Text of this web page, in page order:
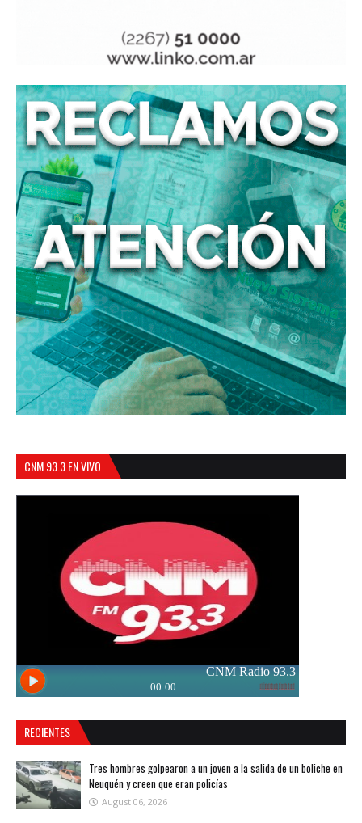
CNM 93.3 EN VIVO
RECIENTES
Tres hombres golpearon a un joven a la salida de un boliche en
Neuquén y creen que eran policías
August 06, 2026